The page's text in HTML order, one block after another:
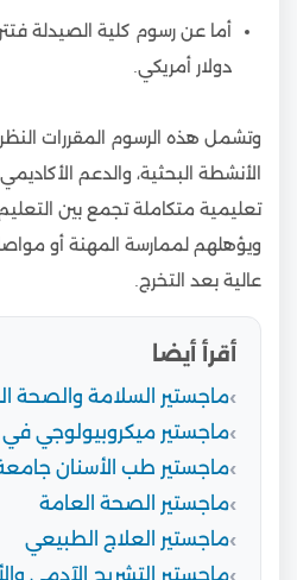
دولار أمريكي.
وتشمل هذه الرسوم المقررات
الأنشطة البحثية، والدعم
تعليمية متكاملة تجمع بين
ويؤهلهم لممارسة المهنة أو
عالية بعد التخرج.
أقرأ أيضا
ماجستير السلامة والصحة
ماجستير ميكروبيولوجي
ماجستير طب الأسنان جامعة 6
ماجستير الصحة العامة
ماجستير العلاج الطبيعي
ماجستير التشريح الآدمي